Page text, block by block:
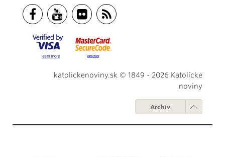
katolickenoviny.sk © 1849 - 2026 Katolícke
noviny
Archív